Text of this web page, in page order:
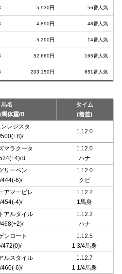
5,930円 56番人気
4,890円 48番人気
5,290円 14番人気
52,660円 165番人気
203,150円 651番人気
馬名
馬体重/B
タイム
(着差)
レジスタ
1.12.0
マラクータ
B
1.12.0
ハナ
リーベン
444(-6)/
1.12.0
クビ
アマービレ
454(-4)/
1.12.2
1馬身
アルタイル
1.12.2
ハナ
ンロート
472(0)/
1.12.5
1 3/4馬身
ルスタイル
460(-6)/
1.12.7
1 1/4馬身